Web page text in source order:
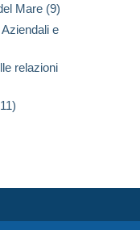
Mare (9)
e
relazioni